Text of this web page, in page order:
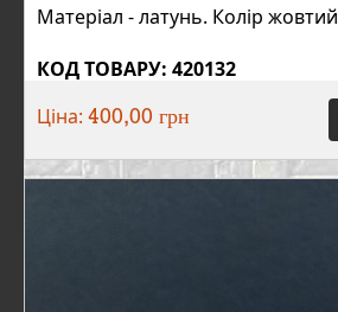
Матеріал - латунь. Колір жовтий
КОД ТОВАРУ: 420132
Ціна: 400,00 грн